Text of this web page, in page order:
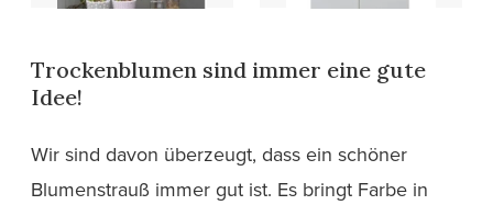
Trockenblumen sind immer eine gute
Idee!
Wir sind davon überzeugt, dass ein schöner
Blumenstrauß immer gut ist. Es bringt Farbe in